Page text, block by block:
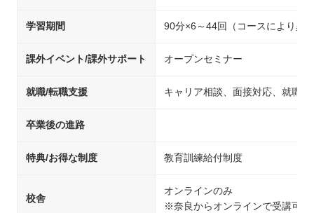
学習期間 90分×6～44回（コースにより異
課外イベント/課外サポート オープンセミナー
就職/転職支援 キャリア相談、面接対応、就職先
卒業後の進路
特典/お得な制度 教育訓練給付制度
校舎
オンラインのみ
※奈良からオンラインで受講可能